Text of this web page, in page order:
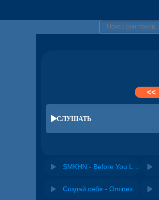
<<
СЛУШАТЬ
Создай себя - Ominex